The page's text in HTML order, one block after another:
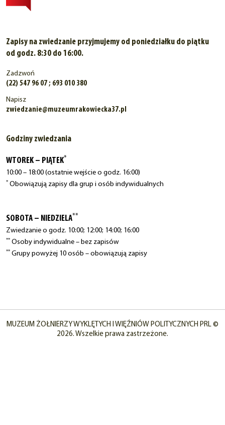
Zapisy na zwiedzanie przyjmujemy od poniedziałku do piątku
od godz. 8:30 do 16:00.
Zadzwoń
(22) 547 96 07 ; 693 010 380
Napisz
zwiedzanie@muzeumrakowiecka37.pl
Godziny zwiedzania
WTOREK – PIĄTEK*
10:00 – 18:00 (ostatnie wejście o godz. 16:00)
* Obowiązują zapisy dla grup i osób indywidualnych
SOBOTA – NIEDZIELA**
Zwiedzanie o godz. 10:00; 12:00; 14:00; 16:00
** Osoby indywidualne – bez zapisów
** Grupy powyżej 10 osób – obowiązują zapisy
MUZEUM ŻOŁNIERZY WYKLĘTYCH I WIĘŹNIÓW POLITYCZNYCH PRL ©
2026. Wszelkie prawa zastrzeżone.